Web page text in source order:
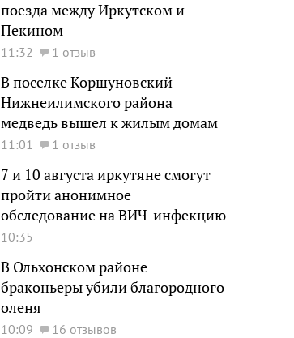
поезда между Иркутском и
Пекином
11:32 1 отзыв
В поселке Коршуновский
Нижнеилимского района
медведь вышел к жилым домам
11:01 1 отзыв
7 и 10 августа иркутяне смогут
пройти анонимное
обследование на ВИЧ-инфекцию
10:35
В Ольхонском районе
браконьеры убили благородного
оленя
10:09 16 отзывов